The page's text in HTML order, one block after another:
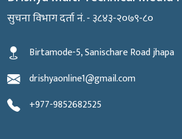
सुचना विभाग दर्ता नं. - ३८४३-२०७९-८०
Birtamode-5, Sanischare Road jhapa
drishyaonline1@gmail.com
+977-9852682525